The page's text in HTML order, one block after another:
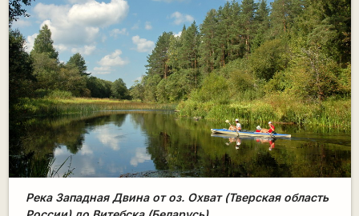
Река Западная Двина от оз. Охват (Тверская область